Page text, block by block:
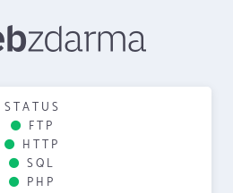
STATUS
FTP
HTTP
SQL
PHP